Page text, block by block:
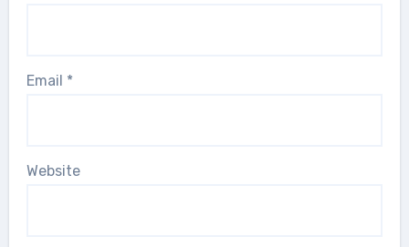
Email *
Website